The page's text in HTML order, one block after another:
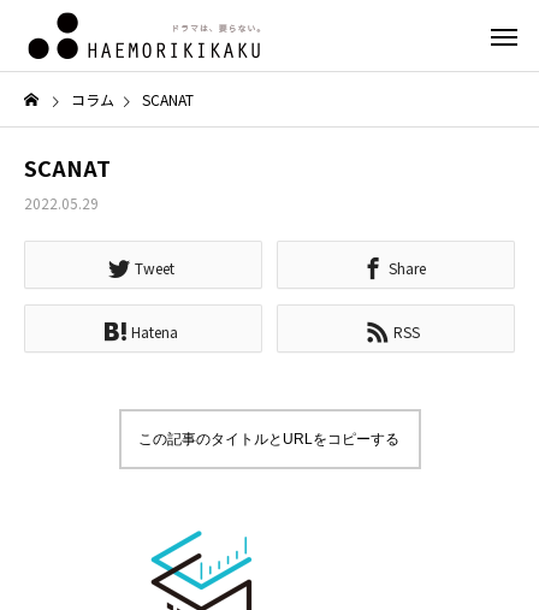
コラム SCANAT
SCANAT
2022.05.29
Tweet Share
Hatena RSS
この記事のタイトルとURLをコピーする